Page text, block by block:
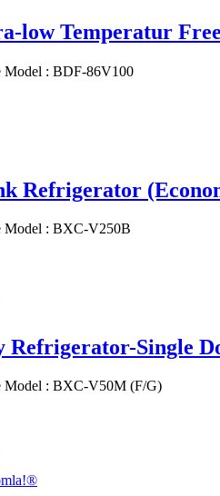
low Temperatur
Model : BDF-86V100
Refrigerator
Model : BXC-V250B
Refrigerator-Single
Model : BXC-V50M (F/G)